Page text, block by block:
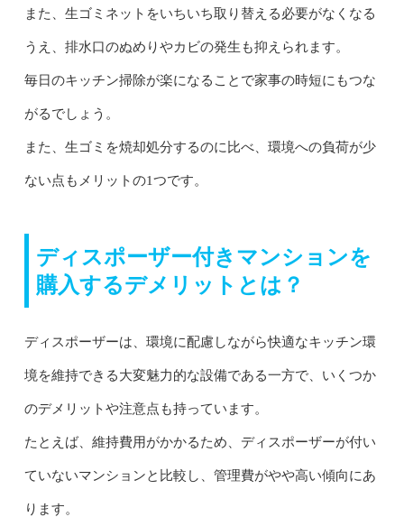
また、生ゴミネットをいちいち取り替える必要がなくなる
うえ、排水口のぬめりやカビの発生も抑えられます。
毎日のキッチン掃除が楽になることで家事の時短にもつな
がるでしょう。
また、生ゴミを焼却処分するのに比べ、環境への負荷が少
ない点もメリットの1つです。
ディスポーザー付きマンションを
購入するデメリットとは？
ディスポーザーは、環境に配慮しながら快適なキッチン環
境を維持できる大変魅力的な設備である一方で、いくつか
のデメリットや注意点も持っています。
たとえば、維持費用がかかるため、ディスポーザーが付い
ていないマンションと比較し、管理費がやや高い傾向にあ
ります。